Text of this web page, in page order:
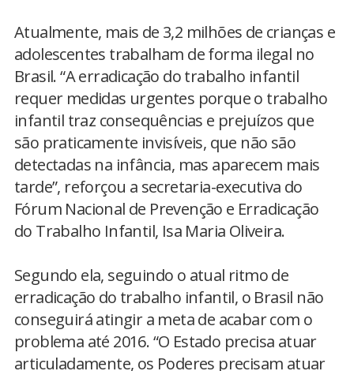
Atualmente, mais de 3,2 milhões de crianças e
adolescentes trabalham de forma ilegal no
Brasil. “A erradicação do trabalho infantil
requer medidas urgentes porque o trabalho
infantil traz consequências e prejuízos que
são praticamente invisíveis, que não são
detectadas na infância, mas aparecem mais
tarde”, reforçou a secretaria-executiva do
Fórum Nacional de Prevenção e Erradicação
do Trabalho Infantil, Isa Maria Oliveira.
Segundo ela, seguindo o atual ritmo de
erradicação do trabalho infantil, o Brasil não
conseguirá atingir a meta de acabar com o
problema até 2016. “O Estado precisa atuar
articuladamente, os Poderes precisam atuar